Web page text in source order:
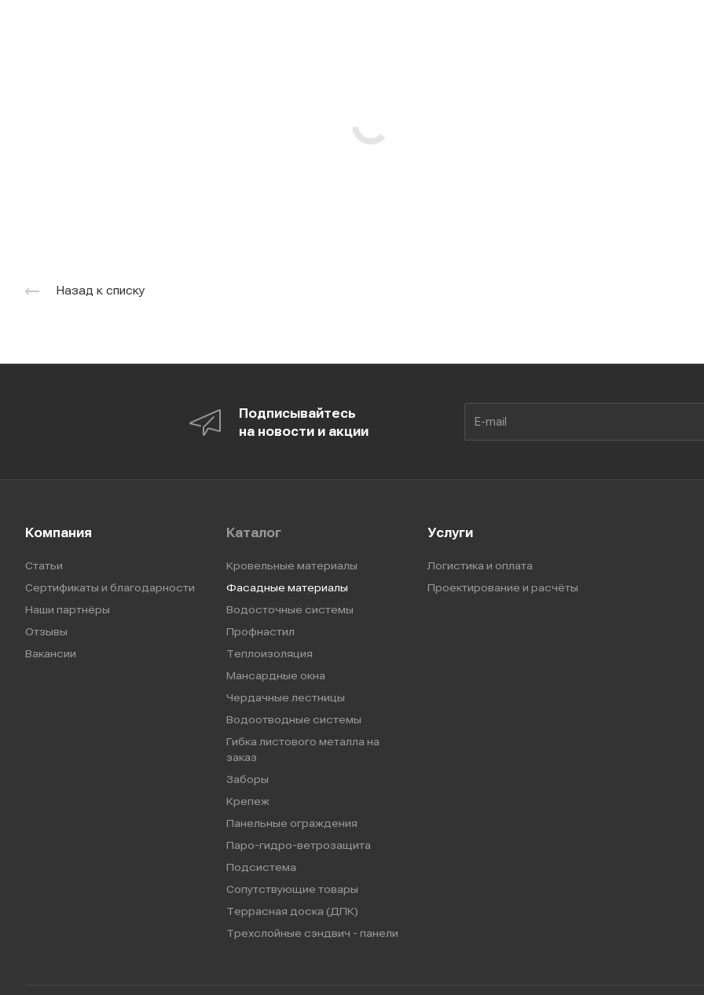
Назад к списку
Подписывайтесь
на новости и акции
Компания
Статьи
Сертификаты и благодарности
Наши партнёры
Отзывы
Вакансии
Каталог
Кровельные материалы
Фасадные материалы
Водосточные системы
Профнастил
Теплоизоляция
Мансардные окна
Чердачные лестницы
Водоотводные системы
Гибка листового металла на
заказ
Заборы
Крепеж
Панельные ограждения
Паро-гидро-ветрозащита
Подсистема
Сопутствующие товары
Террасная доска (ДПК)
Трехслойные сэндвич - панели
Услуги
Логистика и оплата
Проектирование и расчёты